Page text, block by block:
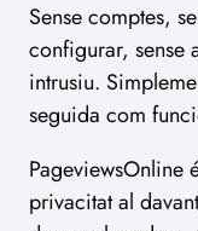
Sense comptes,
configurar, sense
intrusiu.
seguida com
PageviewsOnline
privacitat al